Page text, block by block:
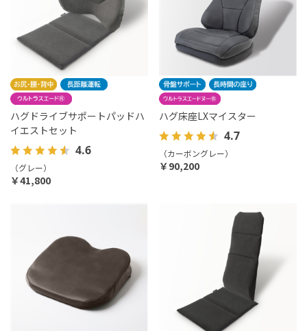
ハグドライブサポートパッドハ
イエストセット
4.6
（グレー）
￥41,800
ハグ床座LXマイスター
4.7
（カーボングレー）
￥90,200